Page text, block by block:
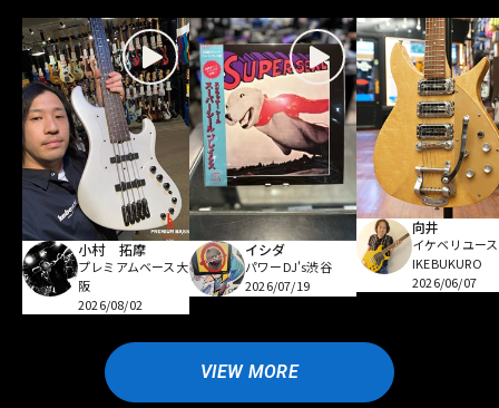
小村 拓摩
プレミアムベース大
阪
2026/08/02
イシダ
パワーDJ's渋谷
2026/07/19
向井
イケベリユース
IKEBUKURO
2026/06/07
VIEW MORE